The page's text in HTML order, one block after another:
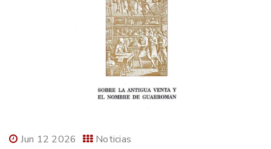
Jun 12 2026 Noticias